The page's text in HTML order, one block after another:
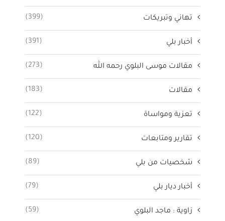
تهاني وتبريكات (399)
أخبار بلي (391)
مقالات موسى البلوي رحمه الله (273)
مقالات (183)
تعزية ومواساة (122)
تقارير ومتابعات (120)
شخصيات من بلي (89)
أخبار ديار بلي (79)
زاوية : ماجد البلوي (59)